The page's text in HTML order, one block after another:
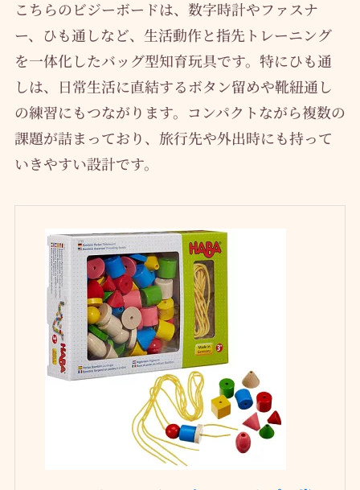
こちらのビジーボードは、数字時計やファスナ
ー、ひも通しなど、生活動作と指先トレーニング
を一体化したバッグ型知育玩具です。特にひも通
しは、日常生活に直結するボタン留めや靴紐通し
の練習にもつながります。コンパクトながら複数の
課題が詰まっており、旅行先や外出時にも持って
いきやすい設計です。